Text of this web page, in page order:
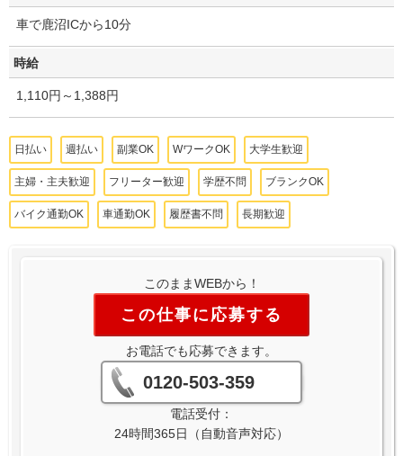
車で鹿沼ICから10分
時給
1,110円～1,388円
日払い 週払い 副業OK WワークOK 大学生歓迎
主婦・主夫歓迎 フリーター歓迎 学歴不問 ブランクOK
バイク通勤OK 車通勤OK 履歴書不問 長期歓迎
このままWEBから！
この仕事に応募する
お電話でも応募できます。
0120-503-359
電話受付：
24時間365日（自動音声対応）